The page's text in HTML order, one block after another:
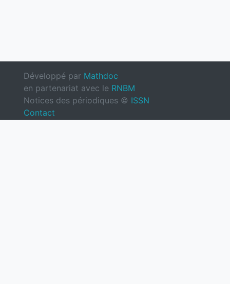
Développé par Mathdoc
en partenariat avec le RNBM
Notices des périodiques © ISSN
Contact